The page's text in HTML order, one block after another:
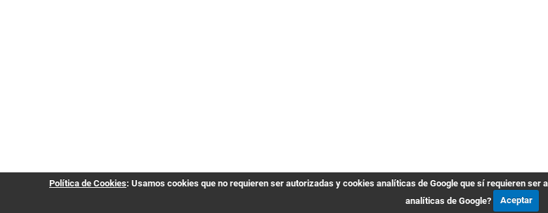
Política de Cookies: Usamos cookies que no requieren ser autorizadas y cookies analíticas de Google que sí requieren
analíticas de Google?
Aceptar